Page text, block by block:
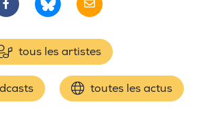
tous les artistes
toutes les actus